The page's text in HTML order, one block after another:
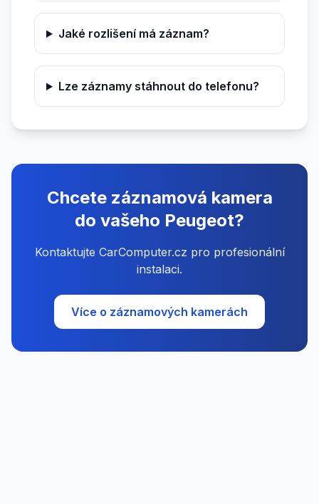
Jaké rozlišení má záznam?
Lze záznamy stáhnout do telefonu?
Chcete záznamová kamera
do vašeho Peugeot?
Kontaktujte CarComputer.cz pro profesionální
instalaci.
Více o záznamových kamerách